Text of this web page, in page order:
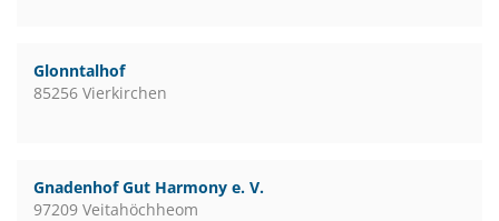
Glonntalhof
85256 Vierkirchen
Gnadenhof Gut Harmony e. V.
97209 Veitahöchheom